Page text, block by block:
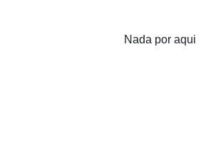
Nada por aqui